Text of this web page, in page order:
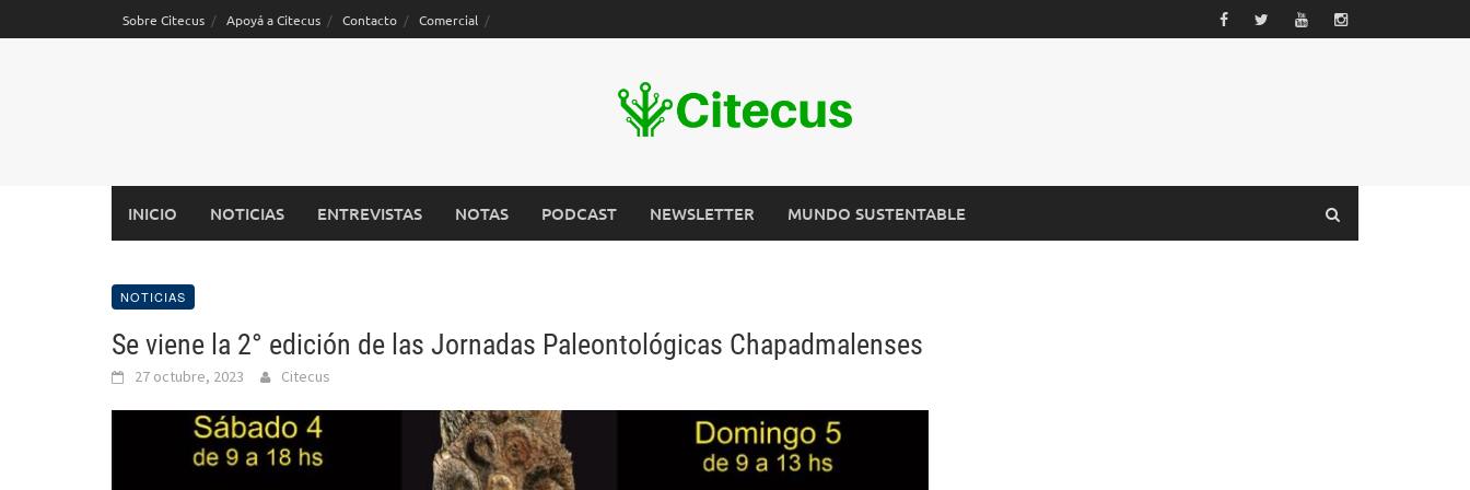
Sobre Citecus Apoyá a Citecus Contacto Comercial
INICIO NOTICIAS ENTREVISTAS NOTAS PODCAST NEWSLETTER MUNDO SUSTENTABLE
NOTICIAS
Se viene la 2° edición de las Jornadas Paleontológicas Chapadmalenses
27 octubre, 2023 Citecus